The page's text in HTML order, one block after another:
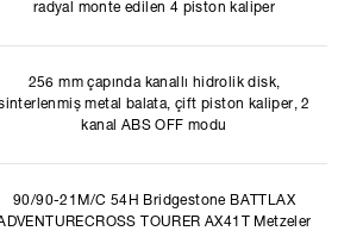
radyal monte edilen 4 piston kaliper
256 mm çapında kanallı hidrolik disk,
metal balata, çift piston kaliper, 2
kanal ABS OFF modu
90/90-21M/C 54H Bridgestone BATTLAX
TOURER AX41T Metzeler